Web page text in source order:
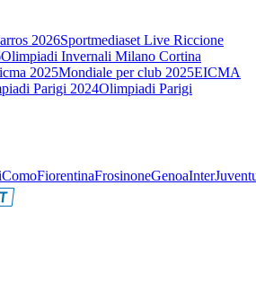
2026Sportmediaset Live Riccione
Olimpiadi Invernali Milano Cortina
2025Mondiale per club 2025EICMA
Parigi 2024Olimpiadi Parigi
ComoFiorentinaFrosinoneGenoaInter